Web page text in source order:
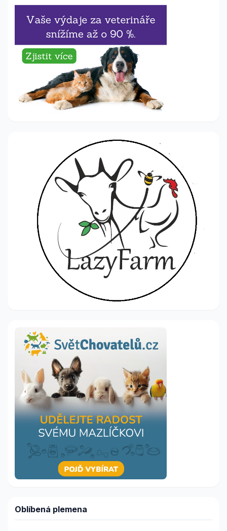
Oblíbená plemena